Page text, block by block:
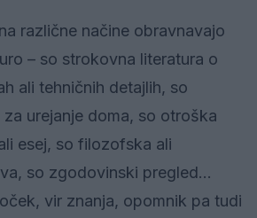
različne načine obravnavajo
– so strokovna literatura o
ali tehničnih detajlih, so
urejanje doma, so otroška
esej, so filozofska ali
so zgodovinski pregled…
vir znanja, opomnik pa tudi